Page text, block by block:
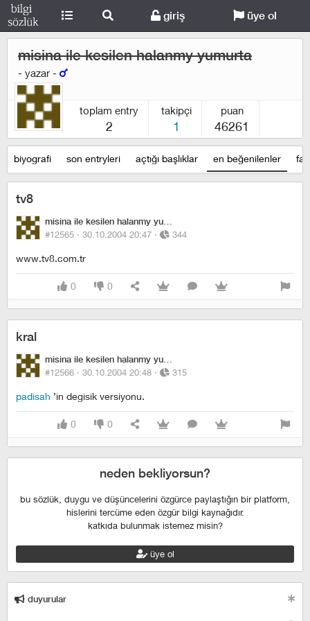
giriş üye ol
misina ile kesilen halanmy yumurta
- yazar -
toplam entry
2
takipçi
1
puan
46261
biyografi son entryleri açtığı başlıklar en beğenilenler
tv8
#12565 · 30.10.2004 20:47 · 344
www.tv8.com.tr
0 0
kral
#12566 · 30.10.2004 20:48 · 315
padisah ’in degisik versiyonu.
0 0
neden bekliyorsun?
bu sözlük, duygu ve düşüncelerini özgürce paylaştığın bir platform,
hislerini tercüme eden özgür bilgi kaynağıdır.
katkıda bulunmak istemez misin?
üye ol
duyurular